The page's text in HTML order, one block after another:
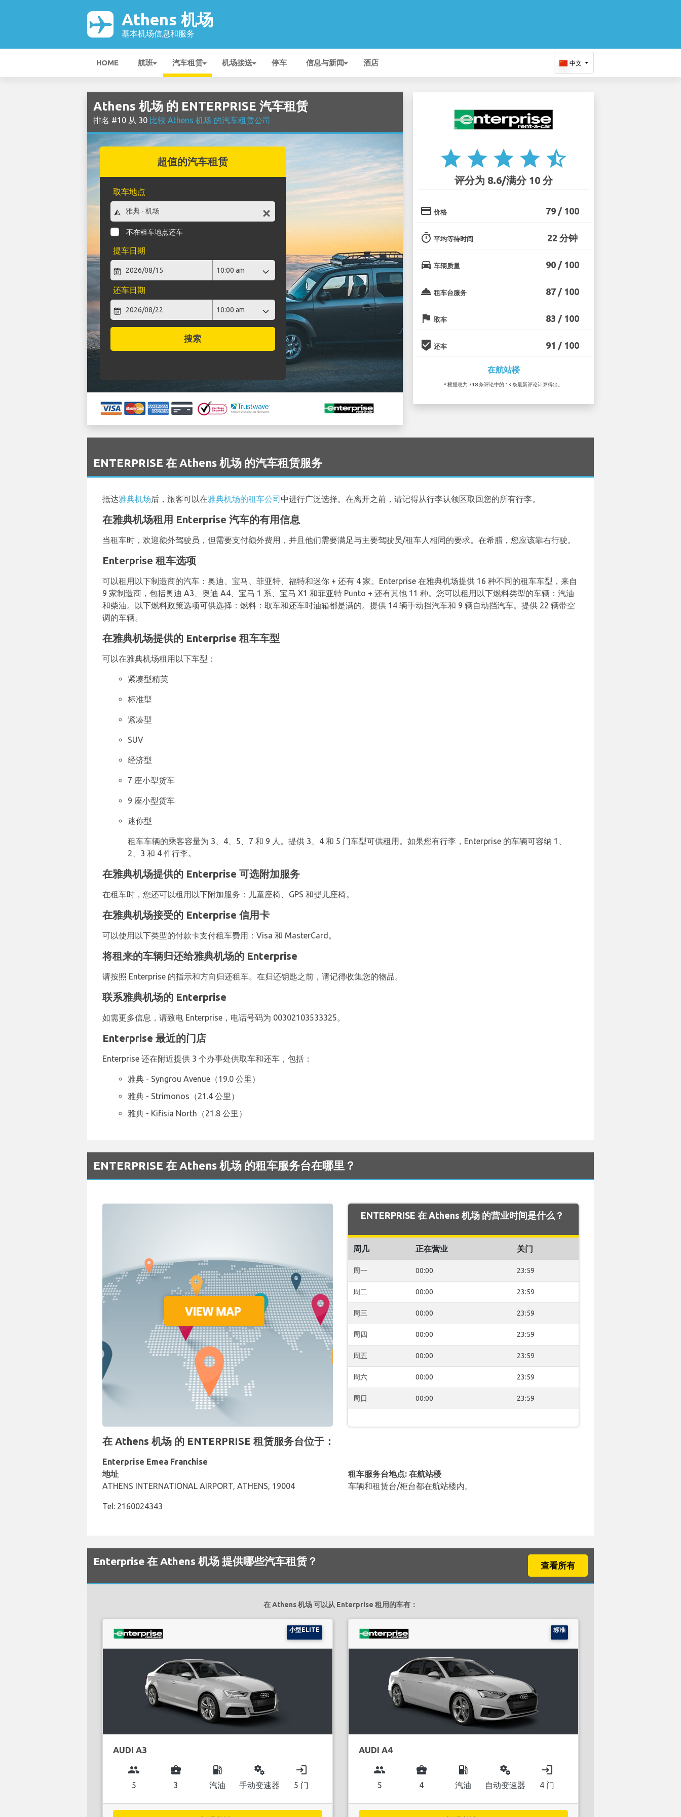
Athens 机场
基本机场信息和服务
HOME 航班 汽车租赁 机场接送 停车 信息与新闻 酒店 中文
Athens 机场 的 ENTERPRISE 汽车租赁
排名 #10 从 30 比较 Athens 机场 的汽车租赁公司
超值的汽车租赁
取车地点
不在租车地点还车
提车日期
还车日期
搜索
star star star star star_half
评分为 8.6/满分 10 分
credit_card 价格 79 / 100
timer 平均等待时间 22 分钟
directions_car 车辆质量 90 / 100
room_service 租车台服务 87 / 100
flag 取车 83 / 100
beenhere 还车 91 / 100
在航站楼
* 根据总共 748 条评论中的 13 条最新评论计算得出。
ENTERPRISE 在 Athens 机场 的汽车租赁服务
抵达雅典机场后，旅客可以在雅典机场的租车公司中进行广泛选择。在离开之前，请记得从行李认领区取回您的所有行李。
在雅典机场租用 Enterprise 汽车的有用信息
当租车时，欢迎额外驾驶员，但需要支付额外费用，并且他们需要满足与主要驾驶员/租车人相同的要求。在希腊，您应该靠右行驶。
Enterprise 租车选项
可以租用以下制造商的汽车：奥迪、宝马、菲亚特、福特和迷你 + 还有 4 家。Enterprise 在雅典机场提供 16 种不同的租车车型，来自
9 家制造商，包括奥迪 A3、奥迪 A4、宝马 1 系、宝马 X1 和菲亚特 Punto + 还有其他 11 种。您可以租用以下燃料类型的车辆：汽油
和柴油。以下燃料政策选项可供选择：燃料：取车和还车时油箱都是满的。提供 14 辆手动挡汽车和 9 辆自动挡汽车。提供 22 辆带空
调的车辆。
在雅典机场提供的 Enterprise 租车车型
可以在雅典机场租用以下车型：
紧凑型精英
标准型
紧凑型
SUV
经济型
7 座小型货车
9 座小型货车
迷你型
租车车辆的乘客容量为 3、4、5、7 和 9 人。提供 3、4 和 5 门车型可供租用。如果您有行李，Enterprise 的车辆可容纳 1、
2、3 和 4 件行李。
在雅典机场提供的 Enterprise 可选附加服务
在租车时，您还可以租用以下附加服务：儿童座椅、GPS 和婴儿座椅。
在雅典机场接受的 Enterprise 信用卡
可以使用以下类型的付款卡支付租车费用：Visa 和 MasterCard。
将租来的车辆归还给雅典机场的 Enterprise
请按照 Enterprise 的指示和方向归还租车。在归还钥匙之前，请记得收集您的物品。
联系雅典机场的 Enterprise
如需更多信息，请致电 Enterprise，电话号码为 00302103533325。
Enterprise 最近的门店
Enterprise 还在附近提供 3 个办事处供取车和还车，包括：
雅典 - Syngrou Avenue（19.0 公里）
雅典 - Strimonos（21.4 公里）
雅典 - Kifisia North（21.8 公里）
ENTERPRISE 在 Athens 机场 的租车服务台在哪里？
ENTERPRISE 在 Athens 机场 的营业时间是什么？
周几 正在营业 关门
周一 00:00 23:59
周二 00:00 23:59
周三 00:00 23:59
周四 00:00 23:59
周五 00:00 23:59
周六 00:00 23:59
周日 00:00 23:59
在 Athens 机场 的 ENTERPRISE 租赁服务台位于：
Enterprise Emea Franchise
地址
ATHENS INTERNATIONAL AIRPORT, ATHENS, 19004
Tel: 2160024343
租车服务台地点: 在航站楼
车辆和租赁台/柜台都在航站楼内。
Enterprise 在 Athens 机场 提供哪些汽车租赁？ 查看所有
在 Athens 机场 可以从 Enterprise 租用的车有：
小型ELITE
AUDI A3
group
5
business_center
3
local_gas_station
汽油
miscellaneous_services
手动变速器
login
5 门
标准
AUDI A4
group
5
business_center
4
local_gas_station
汽油
miscellaneous_services
自动变速器
login
4 门